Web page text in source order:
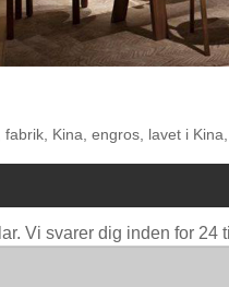
Kina, engros, lavet i
Vi svarer dig inden for 24